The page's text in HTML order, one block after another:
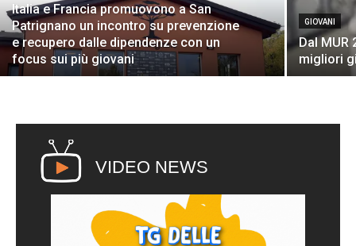
Italia e Francia promuovono a San
Patrignano un incontro su prevenzione
e recupero dalle dipendenze con un
focus sui più giovani
GIOVANI
Dal MUR
migliori
VIDEO NEWS